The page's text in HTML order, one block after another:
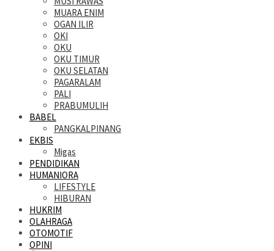
MUARA ENIM
OGAN ILIR
OKI
OKU
OKU TIMUR
OKU SELATAN
PAGARALAM
PALI
PRABUMULIH
BABEL
PANGKALPINANG
EKBIS
Migas
PENDIDIKAN
HUMANIORA
LIFESTYLE
HIBURAN
HUKRIM
OLAHRAGA
OTOMOTIF
OPINI